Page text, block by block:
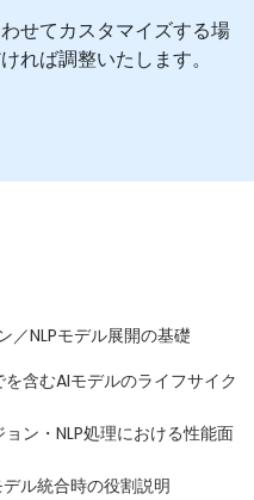
せてカスタマイズする場
れば調整いたします。
／NLPモデル展開の基礎
含むAIモデルのライフサイク
ン・NLP処理における性能面
ル統合時の役割説明